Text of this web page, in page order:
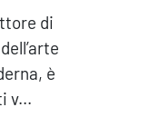
di
è
v...